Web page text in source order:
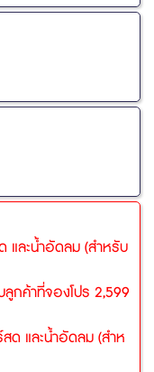
และน้ำอัดลม (สำหรับ
ค้าที่จองโปร 2,599
ด และน้ำอัดลม (สำห